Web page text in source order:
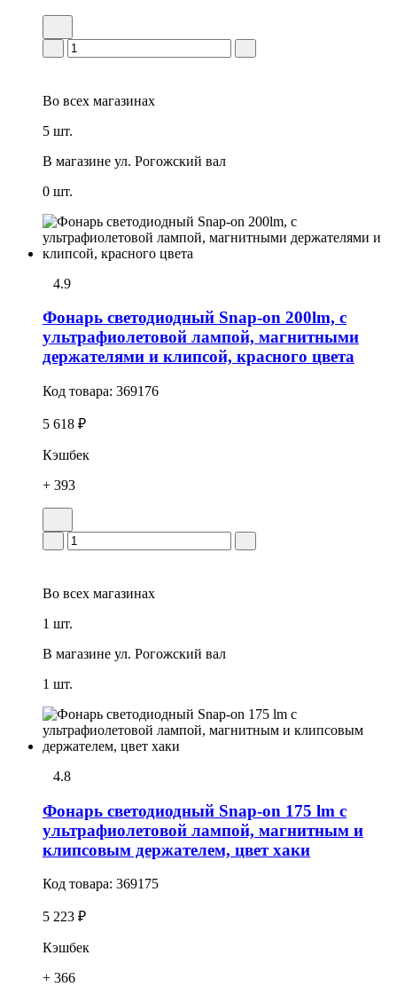
Во всех магазинах
5 шт.
В магазине ул. Рогожский вал
0 шт.
4.9
Фонарь светодиодный Snap-on 200lm, с
ультрафиолетовой лампой, магнитными
держателями и клипсой, красного цвета
Код товара: 369176
5 618 ₽
Кэшбек
+ 393
Во всех магазинах
1 шт.
В магазине ул. Рогожский вал
1 шт.
4.8
Фонарь светодиодный Snap-on 175 lm с
ультрафиолетовой лампой, магнитным и
клипсовым держателем, цвет хаки
Код товара: 369175
5 223 ₽
Кэшбек
+ 366